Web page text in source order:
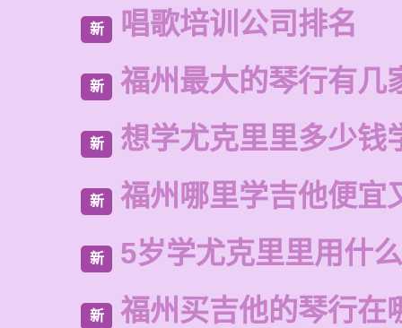
新 唱歌培训公司排名
新 福州最大的琴行有几
新 想学尤克里里多少钱
新 福州哪里学吉他便宜
新 5岁学尤克里里用什
新 福州买吉他的琴行在